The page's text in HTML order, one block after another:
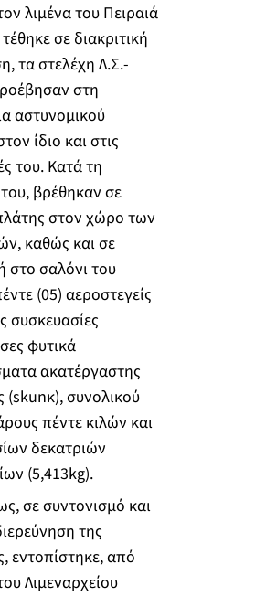
λιμένα του Πειραιά
σε διακριτική
τα στελέχη Λ.Σ.-
στη
αστυνομικού
ίδιο και στις
του. Κατά τη
βρέθηκαν σε
στον χώρο των
καθώς και σε
στο σαλόνι του
(05) αεροστεγείς
συσκευασίες
φυτικά
ακατέργαστης
(skunκ), συνολικού
πέντε κιλών και
δεκατριών
(5,413kg).
σε συντονισμό και
της
εντοπίστηκε, από
Λιμεναρχείου